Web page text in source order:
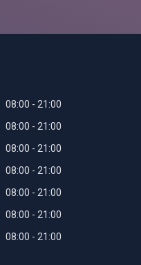
08:00
21:00
08:00
21:00
08:00
21:00
08:00
21:00
08:00
21:00
08:00
21:00
08:00 21:00